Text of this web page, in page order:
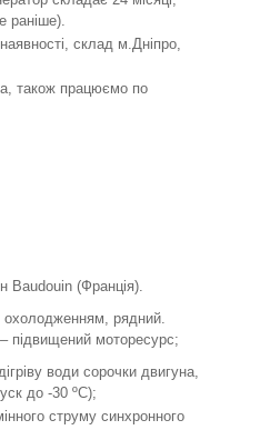
раніше).
склад м.Дніпро,
також працюємо по
Baudouin (Франція).
охолодженням, рядний.
підвищений моторесурс;
води сорочки двигуна,
до -30 ºС);
струму синхронного